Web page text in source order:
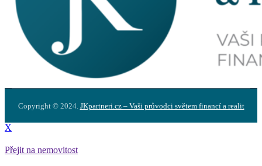
Copyright © 2024. JKpartneri.cz – Vaši průvodci světem financí a realit
X
Přejit na nemovitost